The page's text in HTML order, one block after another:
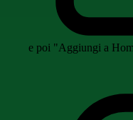
e poi "Aggiungi a